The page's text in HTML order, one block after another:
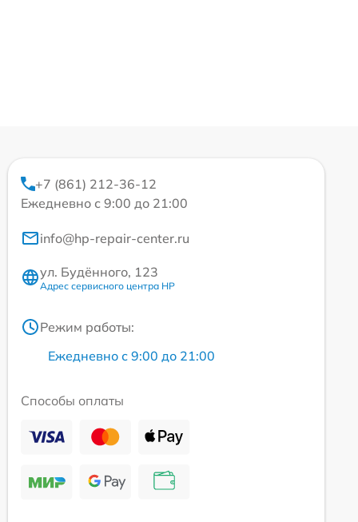
+7 (861) 212-36-12
Ежедневно с 9:00 до 21:00
info@hp-repair-center.ru
ул. Будённого, 123
Адрес сервисного центра HP
Режим работы:
Ежедневно с 9:00 до 21:00
Способы оплаты